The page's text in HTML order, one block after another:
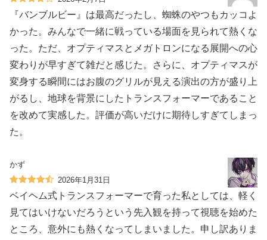
『バンブルビー』は最高だったし、蜘蛛のやつもカッコよ
かった。みんなで一緒に戦っている場面を見られて熱くな
った。ただ、オプティマスとメガトロンになる展開への心
変わりが早すぎて雑だと感じた。さらに、オプティマスが
変身する瞬間にはお腹のグリルが見える演出の方が盛り上
がるし、地球を背景にしたトランスフォーマーであること
を改めて実感した。評価が高いだけに期待しすぎてしまっ
た。
かず
2026年1月31日
ベイヘム式トランスフォーマーで育った私としては、軽く
見てはいけないだろうという先入観を持って視聴を始めた
ところ、意外にも熱くなってしまいました。申し訳ありま